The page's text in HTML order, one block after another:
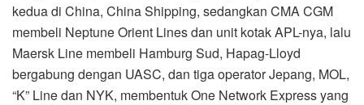
kedua di China, China Shipping, sedangkan CMA CGM
membeli Neptune Orient Lines dan unit kotak APL-nya, lalu
Maersk Line membeli Hamburg Sud, Hapag-Lloyd
bergabung dengan UASC, dan tiga operator Jepang, MOL,
“K” Line dan NYK, membentuk One Network Express yang